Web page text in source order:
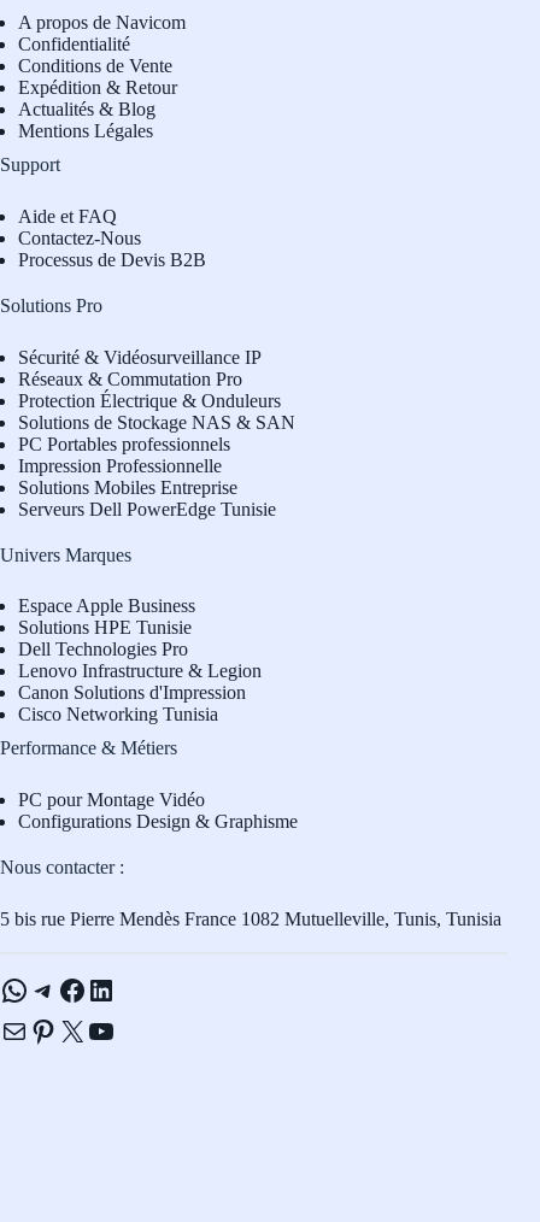
A propos de Navicom
Confidentialité
Conditions de Vente
Expédition & Retour
Actualités & Blog
Mentions Légales
Support
Aide et FAQ
Contactez-Nous
Processus de Devis B2B
Solutions Pro
Sécurité & Vidéosurveillance IP
Réseaux & Commutation Pro
Protection Électrique & Onduleurs
Solutions de Stockage NAS & SAN
PC Portables professionnels
Impression Professionnelle
Solutions Mobiles Entreprise
Serveurs Dell PowerEdge Tunisie
Univers Marques
Espace Apple Business
Solutions HPE Tunisie
Dell Technologies Pro
Lenovo Infrastructure & Legion
Canon Solutions d'Impression
Cisco Networking Tunisia
Performance & Métiers
PC pour Montage Vidéo
Configurations Design & Graphisme
Nous contacter :
5 bis rue Pierre Mendès France 1082 Mutuelleville, Tunis, Tunisia
WhatsApp
Telegram
Facebook
LinkedIn
E-mailPinterest
X YouTube